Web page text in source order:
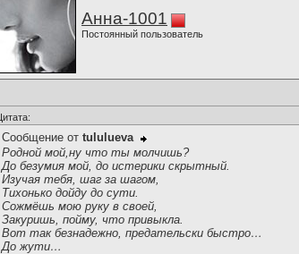
Анна-1001
Постоянный пользователь
Цитата:
Сообщение от tululueva
Родной мой,ну что ты молчишь?
До безумия мой, до истерики скрытный.
Изучая тебя, шаг за шагом,
Тихонько дойду до сути.
Сожмёшь мою руку в своей,
Закуришь, пойму, что привыкла.
Вот так безнадежно, предательски быстро…
До жути…